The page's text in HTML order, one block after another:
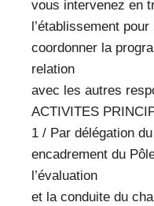
vous intervenez en
l’établissement
coordonner la
relation
avec les autres
ACTIVITES
1 / Par délégation
encadrement du
l’évaluation
et la conduite du